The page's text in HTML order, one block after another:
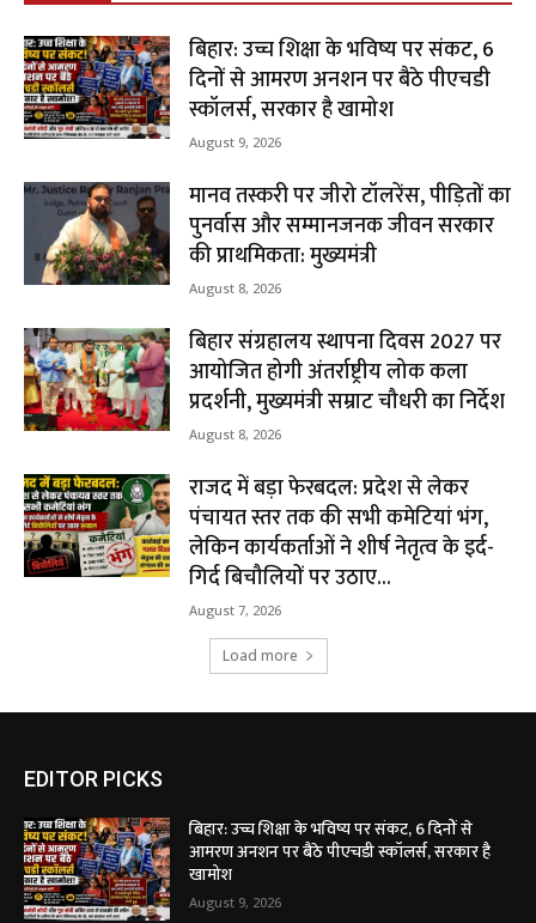
बिहार: उच्च शिक्षा के भविष्य पर संकट, 6
दिनों से आमरण अनशन पर बैठे पीएचडी
स्कॉलर्स, सरकार है खामोश
August 9, 2026
मानव तस्करी पर जीरो टॉलरेंस, पीड़ितों का
पुनर्वास और सम्मानजनक जीवन सरकार
की प्राथमिकता: मुख्यमंत्री
August 8, 2026
बिहार संग्रहालय स्थापना दिवस 2027 पर
आयोजित होगी अंतर्राष्ट्रीय लोक कला
प्रदर्शनी, मुख्यमंत्री सम्राट चौधरी का निर्देश
August 8, 2026
राजद में बड़ा फेरबदल: प्रदेश से लेकर
पंचायत स्तर तक की सभी कमेटियां भंग,
लेकिन कार्यकर्ताओं ने शीर्ष नेतृत्व के इर्द-
गिर्द बिचौलियों पर उठाए...
August 7, 2026
Load more
EDITOR PICKS
बिहार: उच्च शिक्षा के भविष्य पर संकट, 6 दिनों से
आमरण अनशन पर बैठे पीएचडी स्कॉलर्स, सरकार है
खामोश
August 9, 2026